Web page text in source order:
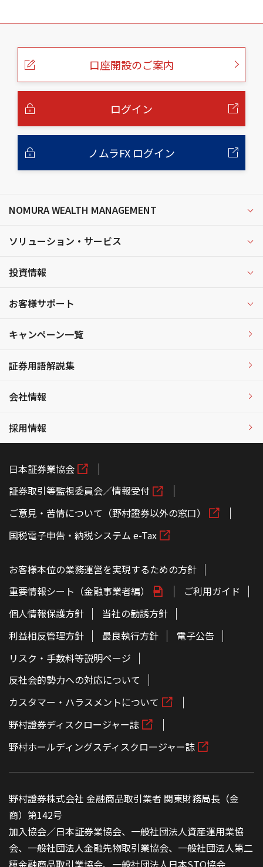
こ
口座開設のご案内
ログイン
ノムラFX ログイン
NOMURA WEALTH MANAGEMENT
ソリューション・サービス
投資情報
お客様サポート
キャンペーン一覧
証券用語解説集
会社情報
採用情報
日本証券業協会
証券取引等監視委員会／情報受付
ご意見・苦情について（野村證券以外の窓口）
国税電子申告・納税システム e-Tax
お客様本位の業務運営を実現するための方針
重要情報シート（金融事業者編）
ご利用ガイド
個人情報保護方針
当社の勧誘方針
利益相反管理方針
最良執行方針
電子公告
リスク・手数料等説明ページ
反社会的勢力への対応について
カスタマー・ハラスメントについて
野村證券ディスクロージャー誌
野村ホールディングスディスクロージャー誌
野村證券株式会社 金融商品取引業者 関東財務局長（金
商）第142号
加入協会／日本証券業協会、一般社団法人資産運用業協
会、一般社団法人金融先物取引業協会、一般社団法人第二